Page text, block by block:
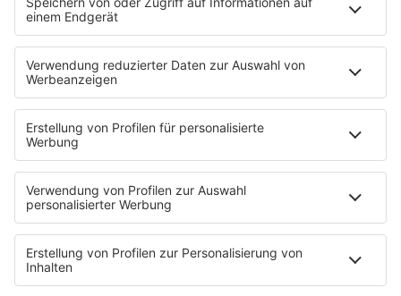
Es läuft:
IVAN VALEEV FEAT. ANDREY TORONTO mit
PYANAYA
HOME
INFOS
Kontakt
Jobs & Praktika